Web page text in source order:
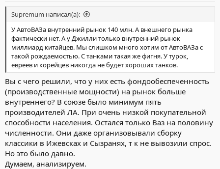
Supremum написал(а):
У АвтоВАЗа внутренний рынок 140 млн. А внешнего рынка
фактически нет. А у Джилли только внутренний рынок
миллиард китайцев. Мы слишком много хотим от АвтоВАЗа с
такой рождаемостью. С танками такая же фигня. У турок,
евреев и корейцев никогда не будет хороших танков.
Вы с чего решили, что у них есть фондообеспеченность
(производственные мощности) на рынок больше
внутреннего? В союзе было минимум пять
производителей ЛА. При очень низкой покупательной
способности населения. Остался только Ваз на половину
численности. Они даже организовывали сборку
классики в Ижевсках и Сызранях, т к не вывозили спрос.
Но это было давно.
Думаем, анализируем.